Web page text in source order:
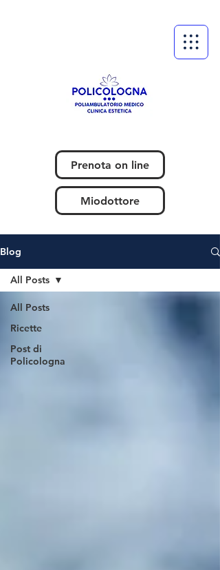
Prenota on line
Miodottore
Blog
All Posts
Ricette
Post di
Policologna
All Posts